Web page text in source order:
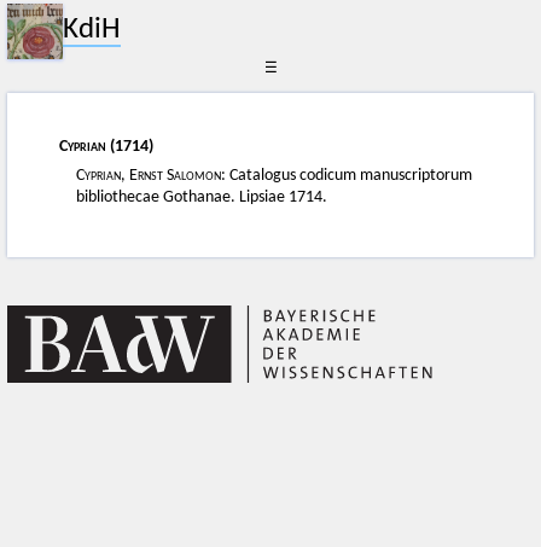
KdiH
☰
Cyprian (1714)
Cyprian, Ernst Salomon: Catalogus codicum manuscriptorum
bibliothecae Gothanae. Lipsiae 1714.